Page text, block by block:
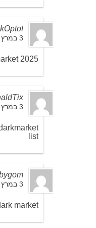
3 במרץ 2025 ב 7:23
2025
3 במרץ 2025 ב 7:31
list
3 במרץ 2025 ב 7:37
market